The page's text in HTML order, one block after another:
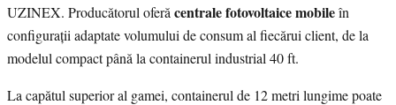
UZINEX. Producătorul oferă centrale fotovoltaice mobileîn
configurații adaptate volumului de consum al fiecărui client, de la
modelul compact până la containerul industrial 40 ft.
La capătul superior al gamei, containerul de 12 metri lungime poate